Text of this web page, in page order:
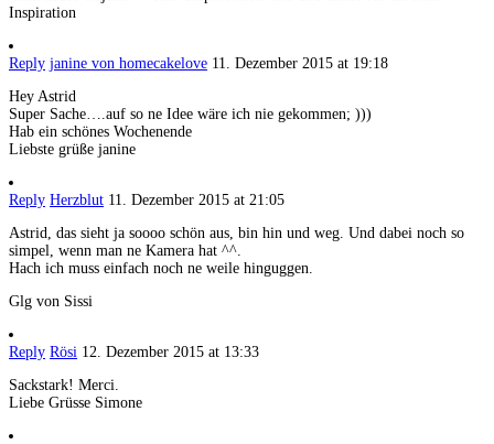
Inspiration
Reply janine von homecakelove 11. Dezember 2015 at 19:18
Hey Astrid
Super Sache….auf so ne Idee wäre ich nie gekommen; )))
Hab ein schönes Wochenende
Liebste grüße janine
Reply Herzblut 11. Dezember 2015 at 21:05
Astrid, das sieht ja soooo schön aus, bin hin und weg. Und dabei noch so
simpel, wenn man ne Kamera hat ^^.
Hach ich muss einfach noch ne weile hinguggen.
Glg von Sissi
Reply Rösi 12. Dezember 2015 at 13:33
Sackstark! Merci.
Liebe Grüsse Simone